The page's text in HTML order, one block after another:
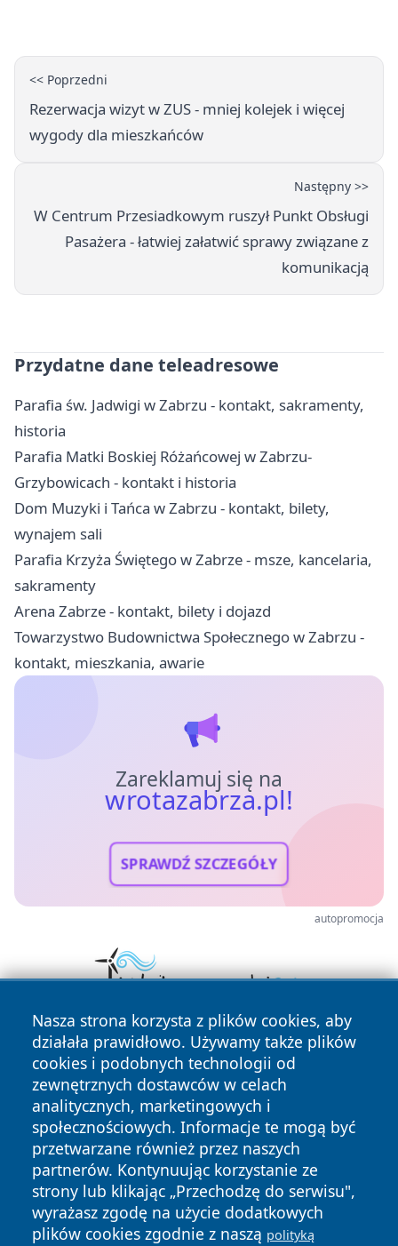
<< Poprzedni
Rezerwacja wizyt w ZUS - mniej kolejek i więcej
wygody dla mieszkańców
Następny >>
W Centrum Przesiadkowym ruszył Punkt Obsługi
Pasażera - łatwiej załatwić sprawy związane z
komunikacją
Przydatne dane teleadresowe
Parafia św. Jadwigi w Zabrzu - kontakt, sakramenty,
historia
Parafia Matki Boskiej Różańcowej w Zabrzu-
Grzybowicach - kontakt i historia
Dom Muzyki i Tańca w Zabrzu - kontakt, bilety,
wynajem sali
Parafia Krzyża Świętego w Zabrze - msze, kancelaria,
sakramenty
Arena Zabrze - kontakt, bilety i dojazd
Towarzystwo Budownictwa Społecznego w Zabrzu -
kontakt, mieszkania, awarie
Zareklamuj się na
wrotazabrza.pl!
SPRAWDŹ SZCZEGÓŁY
autopromocja
Nasza strona korzysta z plików cookies, aby
działała prawidłowo. Używamy także plików
cookies i podobnych technologii od
zewnętrznych dostawców w celach
analitycznych, marketingowych i
społecznościowych. Informacje te mogą być
przetwarzane również przez naszych
partnerów. Kontynuując korzystanie ze
strony lub klikając „Przechodzę do serwisu",
wyrażasz zgodę na użycie dodatkowych
plików cookies zgodnie z naszą polityką
Copyright © 2026 wrotazabrza.pl Wszystkie prawa
zastrzeżone.
News Autorzy
Polityka
Polityka